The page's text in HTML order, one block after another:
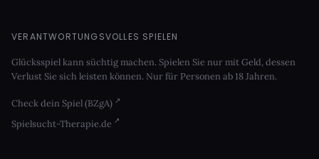
VERANTWORTUNGSVOLLES SPIELEN
Glücksspiel kann süchtig machen. Spielen Sie nur mit Geld, dessen
Verlust Sie sich leisten können. Nur für Personen ab 18 Jahren.
Check dein Spiel (BZgA)
Spielsucht-Therapie.de